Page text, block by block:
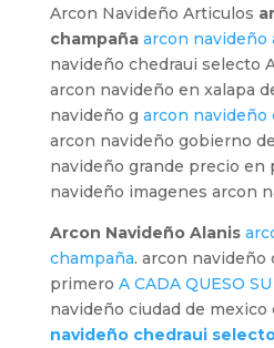
Arcon Navideño Articulos
champaña arcon navideño
navideño chedraui selecto
arcon navideño en xalapa
navideño g arcon navideño
arcon navideño gobierno
navideño grande precio en
navideño imagenes arcon
Arcon Navideño Alanis
champaña. arcon navideño
primero A CADA QUESO
navideño ciudad de mexico
navideño chedraui